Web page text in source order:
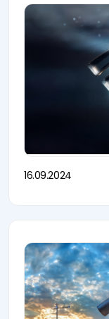
16.09.2024